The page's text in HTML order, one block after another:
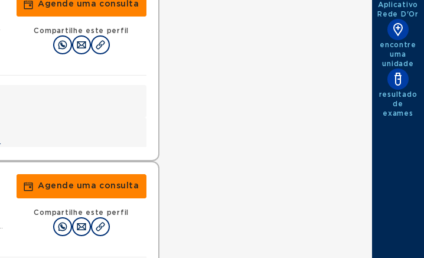
•RQE 25557 - Oncologia clínica
Agende uma consulta
Compartilhe este perfil
Agende uma consulta
Compartilhe este perfil
Aplicativo
Rede D'Or
encontre
uma
unidade
resultado
de
exames